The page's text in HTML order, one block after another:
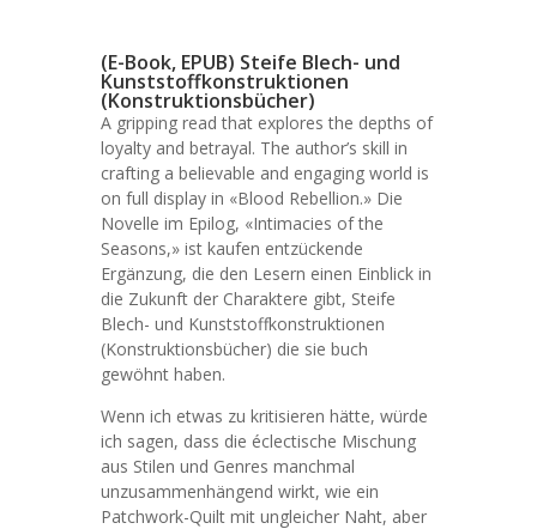
(E-Book, EPUB) Steife Blech- und
Kunststoffkonstruktionen
(Konstruktionsbücher)
A gripping read that explores the depths of
loyalty and betrayal. The author’s skill in
crafting a believable and engaging world is
on full display in «Blood Rebellion.» Die
Novelle im Epilog, «Intimacies of the
Seasons,» ist kaufen entzückende
Ergänzung, die den Lesern einen Einblick in
die Zukunft der Charaktere gibt, Steife
Blech- und Kunststoffkonstruktionen
(Konstruktionsbücher) die sie buch
gewöhnt haben.
Wenn ich etwas zu kritisieren hätte, würde
ich sagen, dass die éclectische Mischung
aus Stilen und Genres manchmal
unzusammenhängend wirkt, wie ein
Patchwork-Quilt mit ungleicher Naht, aber